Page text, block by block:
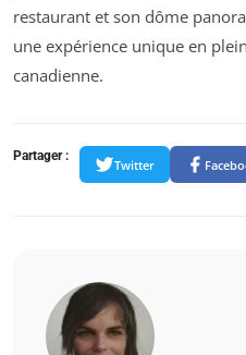
restaurant et son dôme
une expérience unique en
canadienne.
Partager :
Twitter